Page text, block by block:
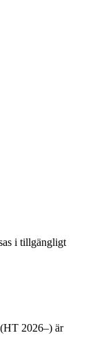
i tillgängligt
2026–) är